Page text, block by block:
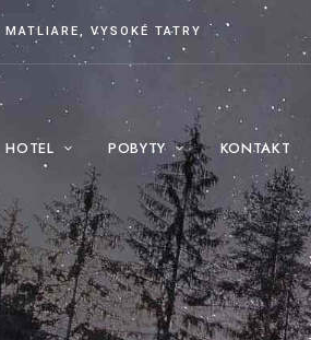
MATLIARE, VYSOKÉ TATRY
HOTEL POBYTY KONTAKT